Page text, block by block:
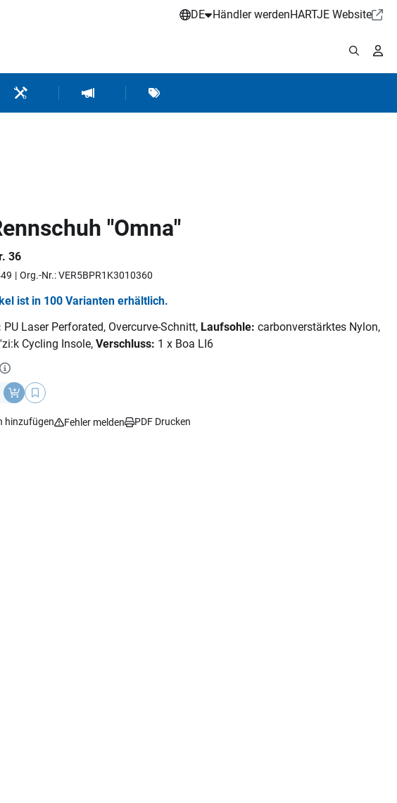
DE Händler werdenHARTJE Website
/ Werkstattbedarf
Werkzeuge / Werkstattausrüstung
Hartje MarketingMarken
"Omna"
36
Org.-Nr.: VER5BPR1K3010360
ist in 100 Varianten erhältlich.
PU Laser Perforated, Overcurve-Schnitt, Laufsohle: carbonverstärktes Nylon,
Cycling Insole, Verschluss: 1 x Boa LI6
hinzufügen Fehler melden PDF Drucken